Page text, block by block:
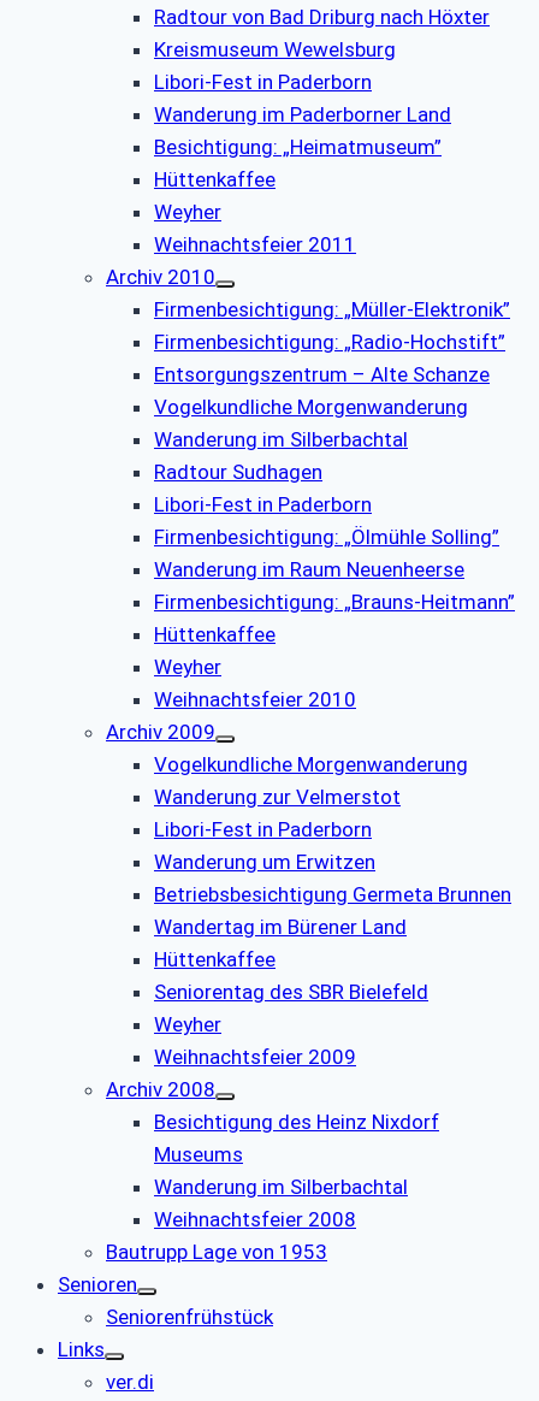
Radtour von Bad Driburg nach Höxter
Kreismuseum Wewelsburg
Libori-Fest in Paderborn
Wanderung im Paderborner Land
Besichtigung: „Heimatmuseum”
Hüttenkaffee
Weyher
Weihnachtsfeier 2011
Archiv 2010
Firmenbesichtigung: „Müller-Elektronik”
Firmenbesichtigung: „Radio-Hochstift”
Entsorgungszentrum – Alte Schanze
Vogelkundliche Morgenwanderung
Wanderung im Silberbachtal
Radtour Sudhagen
Libori-Fest in Paderborn
Firmenbesichtigung: „Ölmühle Solling”
Wanderung im Raum Neuenheerse
Firmenbesichtigung: „Brauns-Heitmann”
Hüttenkaffee
Weyher
Weihnachtsfeier 2010
Archiv 2009
Vogelkundliche Morgenwanderung
Wanderung zur Velmerstot
Libori-Fest in Paderborn
Wanderung um Erwitzen
Betriebsbesichtigung Germeta Brunnen
Wandertag im Bürener Land
Hüttenkaffee
Seniorentag des SBR Bielefeld
Weyher
Weihnachtsfeier 2009
Archiv 2008
Besichtigung des Heinz Nixdorf
Museums
Wanderung im Silberbachtal
Weihnachtsfeier 2008
Bautrupp Lage von 1953
Senioren
Seniorenfrühstück
Links
ver.di